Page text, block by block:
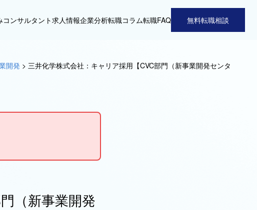
コンサルタント求人情報企業分析転職コラム転職FAQ 無料転職相談
開発 > 三井化学株式会社：キャリア採用【CVC部門（新事業開発センタ
（新事業開発